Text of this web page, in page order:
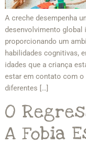
A creche desempenha
desenvolvimento global
proporcionando um
habilidades cognitivas,
idades que a criança
estar em contato com
diferentes […]
O
A Fobia